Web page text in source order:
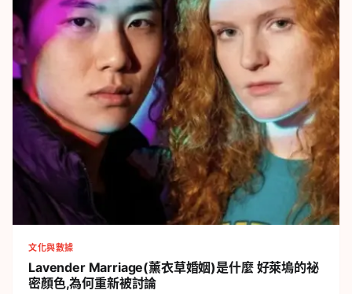
文化與數據
Lavender Marriage(薰衣草婚姻)是什麼 好萊塢的祕
密顏色,為何重新被討論